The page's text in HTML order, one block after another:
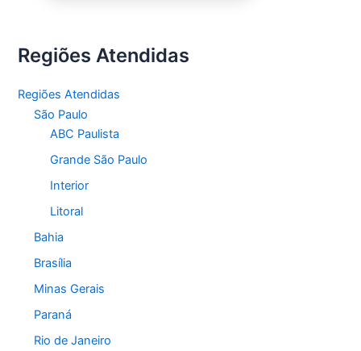
Regiões Atendidas
Regiões Atendidas
São Paulo
ABC Paulista
Grande São Paulo
Interior
Litoral
Bahia
Brasília
Minas Gerais
Paraná
Rio de Janeiro